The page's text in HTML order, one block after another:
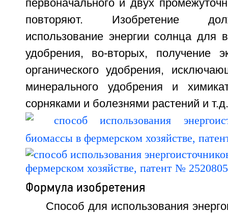
первоначального и двух
повторяют. Изобретение
использование энергии солнца для
удобрения, во-вторых, получение
органического удобрения,
минерального удобрения и
сорняками и болезнями растений и
Формула изобретения
Способ для использования